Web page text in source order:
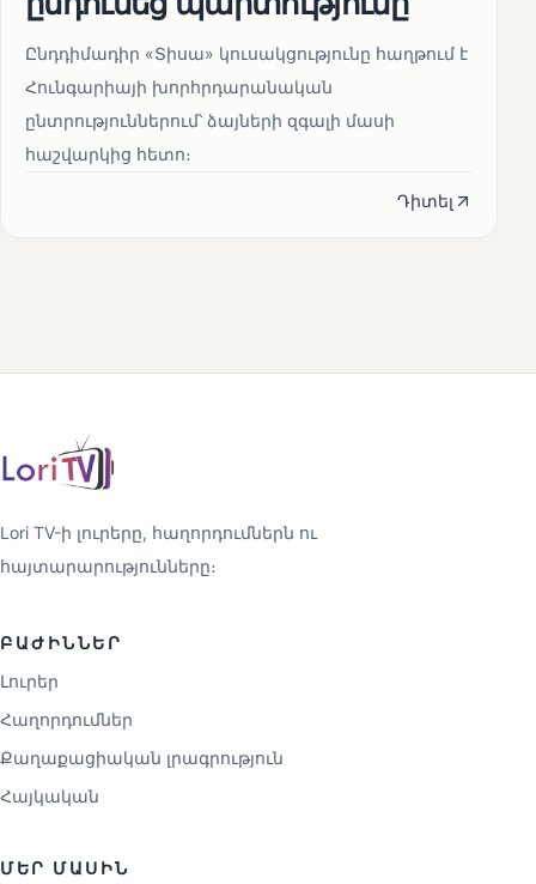
Ընդդիմադիր «Տիսա» կուսակցությունը հաղթում է
Հունգարիայի խորհրդարանական
ընտրություններում՝ ձայների զգալի մասի
հաշվարկից հետո։
Դիտել
Lori TV-ի լուրերը, հաղորդումներն ու
հայտարարությունները։
ԲԱԺԻՆՆԵՐ
Լուրեր
Հաղորդումներ
Քաղաքացիական լրագրություն
Հայկական
ՄԵՐ ՄԱՍԻՆ